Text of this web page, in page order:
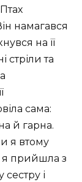
намагався
на її
стріли та
сама:
й гарна.
я втому
я прийшла з
і